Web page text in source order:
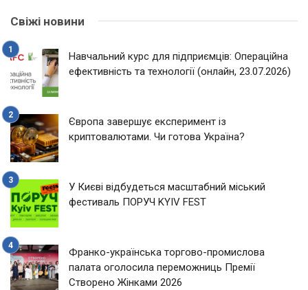
Свіжі новини
Навчальний курс для підприємців: Операційна
ефективність та технології (онлайн, 23.07.2026)
Європа завершує експеримент із
криптовалютами. Чи готова Україна?
У Києві відбудеться масштабний міський
фестиваль ПОРУЧ KYIV FEST
Франко-українська торгово-промислова
палата оголосила переможниць Премії
Створено Жінками 2026